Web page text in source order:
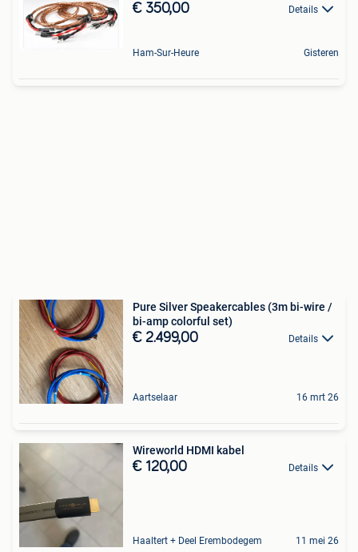
€ 350,00 Details
Ham-Sur-Heure Gisteren
Pure Silver Speakercables (3m bi-wire /
bi-amp colorful set)
€ 2.499,00 Details
Aartselaar 16 mrt 26
Wireworld HDMI kabel
€ 120,00 Details
Haaltert + Deel Erembodegem 11 mei 26